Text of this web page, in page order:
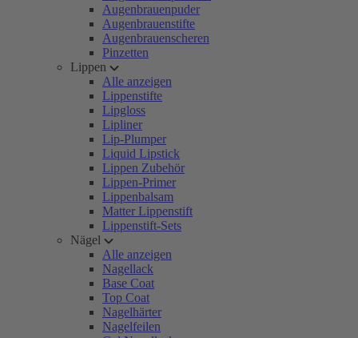
Augenbrauenpuder
Augenbrauenstifte
Augenbrauenscheren
Pinzetten
Lippen
Alle anzeigen
Lippenstifte
Lipgloss
Lipliner
Lip-Plumper
Liquid Lipstick
Lippen Zubehör
Lippen-Primer
Lippenbalsam
Matter Lippenstift
Lippenstift-Sets
Nägel
Alle anzeigen
Nagellack
Base Coat
Top Coat
Nagelhärter
Nagelfeilen